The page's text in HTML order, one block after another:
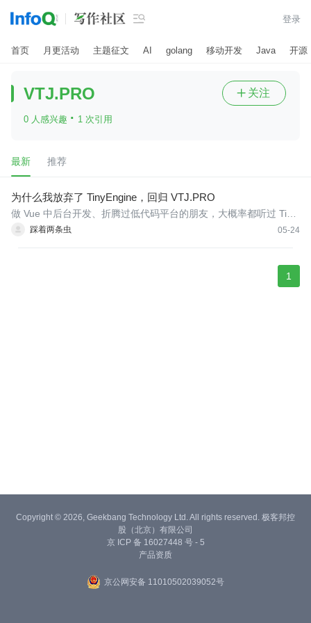
 登录
首页 月更活动 主题征文 AI golang 移动开发 Java 开源
VTJ.PRO
0 人感兴趣 · 1 次引用
 关注
最新 推荐
为什么我放弃了 TinyEngine，回归 VTJ.PRO
踩着两条虫 05-24
做 Vue 中后台开发、折腾过低代码平台的朋友，大概率都听过 Tiny
Engine 和 VTJ.PRO。
1
Copyright © 2026, Geekbang Technology Ltd. All rights reserved. 极客邦控
股（北京）有限公司
京 ICP 备 16027448 号 - 5
产品资质
京公网安备 11010502039052号